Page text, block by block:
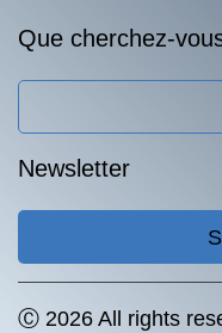
Que cherchez-
Newsletter
Ⓒ 2026 All rights